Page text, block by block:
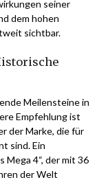
seiner
dem hohen
sichtbar.
Meilensteine in
Empfehlung ist
der Marke, die für
sind. Ein
Mega 4“, der mit 36
der Welt